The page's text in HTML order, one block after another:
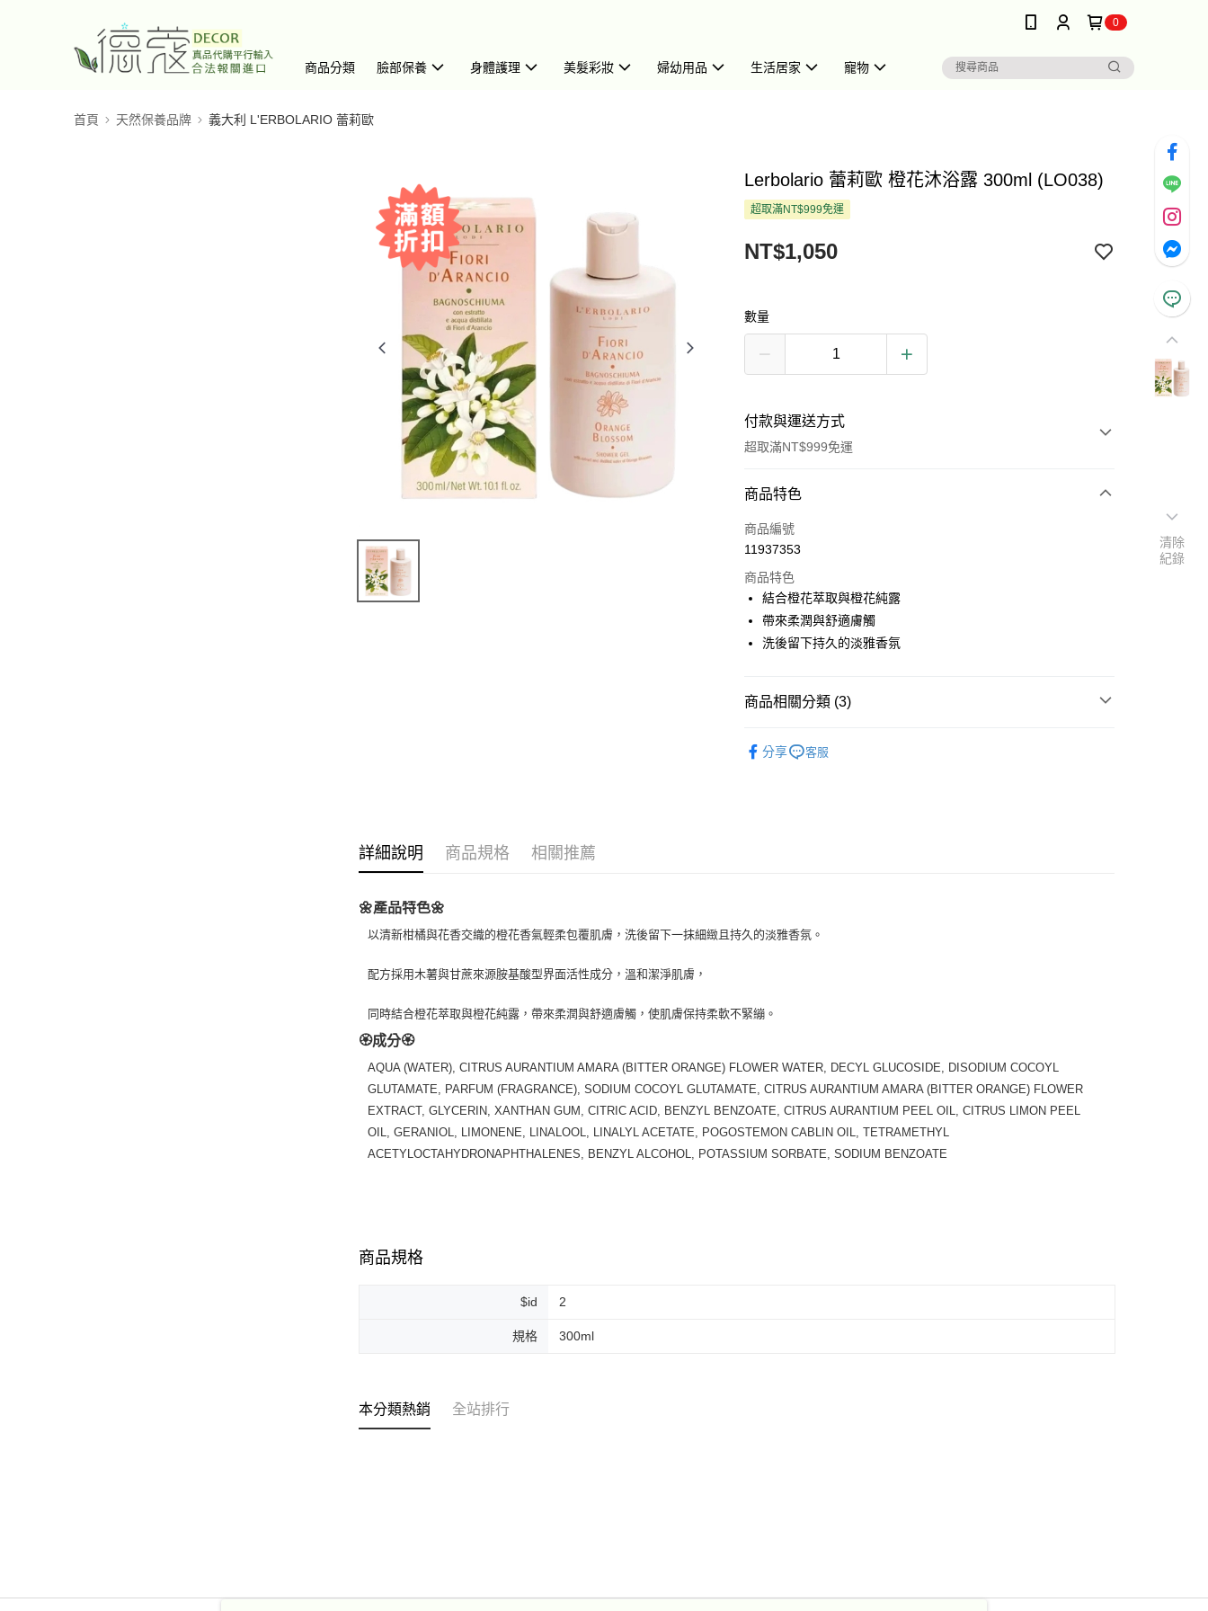
0
商品分類 臉部保養 身體護理 美髮彩妝 婦幼用品 生活居家 寵物
首頁 天然保養品牌 義大利 L'ERBOLARIO 蕾莉歐
Lerbolario 蕾莉歐 橙花沐浴露 300ml (LO038)
超取滿NT$999免運
NT$1,050
數量
付款與運送方式
超取滿NT$999免運
付款方式
信用卡一次付款
LINE Pay
Apple Pay
悠遊付
ATM付款
每筆NT$80，滿NT$999(含以上)免運費
7-11純取貨 (先付款
每筆NT$100，滿NT$999(含以上)免運費
離島宅配（澎湖、金門、馬祖、小琉球）
每筆NT$250，滿NT$3,000(含以上)免運費
商品特色
商品編號
11937353
商品特色
結合橙花萃取與橙花純露
帶來柔潤與舒適膚觸
洗後留下持久的淡雅香氛
商品相關分類 (3)
分享 客服
詳細說明 商品規格 相關推薦
🌼產品特色🌼
以清新柑橘與花香交織的橙花香氣輕柔包覆肌膚，洗後留下一抹細緻且持久的淡雅香氛。
配方採用木薯與甘蔗來源胺基酸型界面活性成分，溫和潔淨肌膚，
同時結合橙花萃取與橙花純露，帶來柔潤與舒適膚觸，使肌膚保持柔軟不緊繃。
🏵️成分🏵️
AQUA (WATER), CITRUS AURANTIUM AMARA (BITTER ORANGE) FLOWER WATER, DECYL GLUCOSIDE, DISODIUM COCOYL
GLUTAMATE, PARFUM (FRAGRANCE), SODIUM COCOYL GLUTAMATE, CITRUS AURANTIUM AMARA (BITTER ORANGE) FLOWER
EXTRACT, GLYCERIN, XANTHAN GUM, CITRIC ACID, BENZYL BENZOATE, CITRUS AURANTIUM PEEL OIL, CITRUS LIMON PEEL
OIL, GERANIOL, LIMONENE, LINALOOL, LINALYL ACETATE, POGOSTEMON CABLIN OIL, TETRAMETHYL
ACETYLOCTAHYDRONAPHTHALENES, BENZYL ALCOHOL, POTASSIUM SORBATE, SODIUM BENZOATE
商品規格
$id 2
規格 300ml
本分類熱銷 全站排行
清除
紀錄